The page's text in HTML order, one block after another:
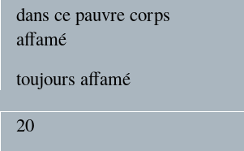
dans ce pauvre corps
affamé
toujours affamé
20